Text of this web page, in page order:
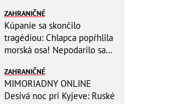
turistom!
ZAHRANIČNÉ
Kúpanie sa skončilo
tragédiou: Chlapca popŕhlila
morská osa! Nepodarilo sa
ZAHRANIČNÉ
MIMORIADNY ONLINE
Desivá noc pri Kyjeve: Ruské